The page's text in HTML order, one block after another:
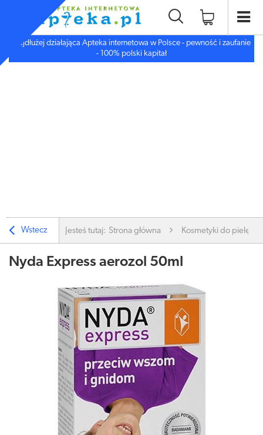
Najdłużej działająca Apteka internetowa w Polsce - pewność i zaufanie
- 100% polski kapitał
Wstecz Jesteś tutaj: Strona główna Kosmetyki do
Nyda Express aerozol 50ml